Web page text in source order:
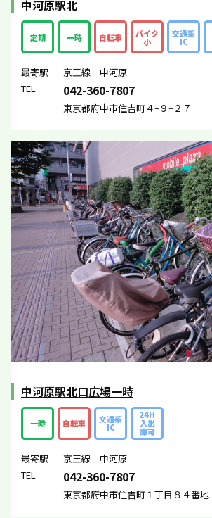
中河原駅北
定期 一時 自転車 バイク
小
交通系
IC
最寄駅
京王線 中河原
TEL
042-360-7807
東京都府中市住吉町４−９−２７
中河原駅北口広場一時
一時 自転車 交通系
IC
24H
入出
庫可
最寄駅
京王線 中河原
TEL
042-360-7807
東京都府中市住吉町１丁目８４番地